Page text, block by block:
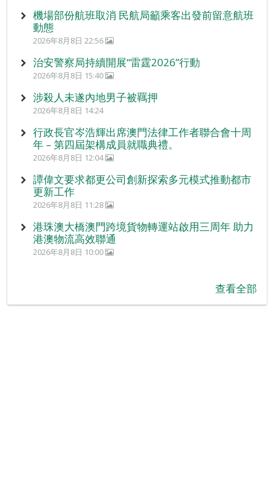
機場部份航班取消 民航局籲乘客出發前留意航班
動態
2026年8月8日 22:56
治安警察局持續開展“雷霆2026”行動
2026年8月8日 15:40
涉殺人未遂內地男子被羈押
2026年8月8日 14:24
行政長官岑浩輝出席澳門法律工作者聯合會十周
年 – 第四屆架構成員就職典禮。
2026年8月8日 12:04
譚偉文要求都更公司創新探索多元模式推動都市
更新工作
2026年8月8日 11:28
港珠澳大橋澳門跨境貨物轉運站啟用三周年 助力
港澳物流高效聯通
2026年8月8日 10:00
查看全部